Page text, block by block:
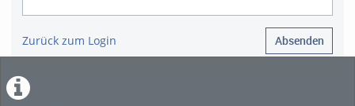
Zurück zum Login Absenden